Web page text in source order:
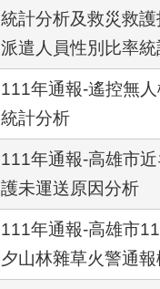
統計分析及救災救
派遣人員性別比率統
111年通報-遙控無
統計分析
111年通報-高雄市
護未運送原因分析
111年通報-高雄市
夕山林雜草火警通報